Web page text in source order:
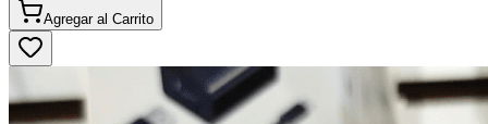
Agregar al Carrito